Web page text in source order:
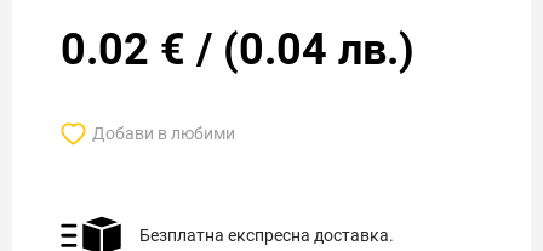
0.02 € / (0.04 лв.)
Добави в любими
Безплатна експресна доставка.